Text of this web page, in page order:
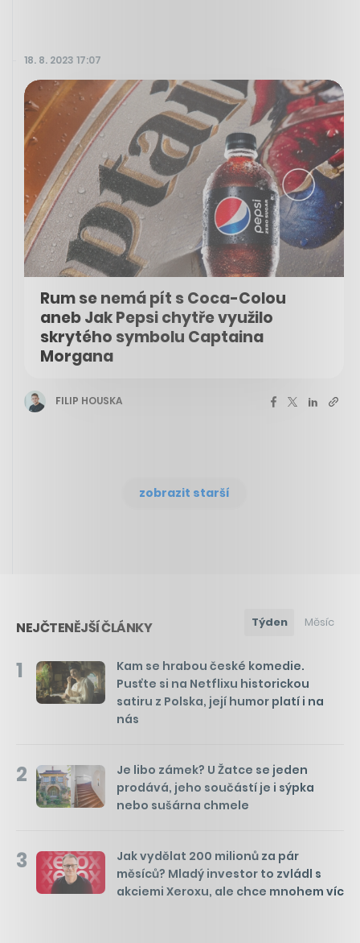
18. 8. 2023 17:07
Rum se nemá pít s Coca-Colou
aneb Jak Pepsi chytře využilo
skrytého symbolu Captaina
Morgana
FILIP HOUSKA
zobrazit starší
NEJČTENĚJŠÍ ČLÁNKY Týden Měsíc
1
Kam se hrabou české komedie.
Pusťte si na Netflixu historickou
satiru z Polska, její humor platí i na
nás
2
Je libo zámek? U Žatce se jeden
prodává, jeho součástí je i sýpka
nebo sušárna chmele
3
Jak vydělat 200 milionů za pár
měsíců? Mladý investor to zvládl s
akciemi Xeroxu, ale chce mnohem víc